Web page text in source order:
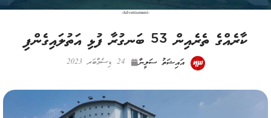
-Advertisement-
ކާރެއްގެ ތެރެއިން 53 ބަނގުރާ ފުޅި އަތުލައިގެންފި
އައިޝަތު ސަލީނާ 24 ޑިސެމްބަރ 2023